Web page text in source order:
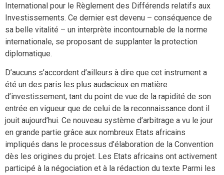
International pour le Règlement des Différends relatifs aux
Investissements. Ce dernier est devenu – conséquence de
sa belle vitalité – un interprète incontournable de la norme
internationale, se proposant de supplanter la protection
diplomatique.
D’aucuns s’accordent d’ailleurs à dire que cet instrument a
été un des paris les plus audacieux en matière
d’investissement, tant du point de vue de la rapidité de son
entrée en vigueur que de celui de la reconnaissance dont il
jouit aujourd’hui. Ce nouveau système d’arbitrage a vu le jour
en grande partie grâce aux nombreux Etats africains
impliqués dans le processus d’élaboration de la Convention
dès les origines du projet. Les Etats africains ont activement
participé à la négociation et à la rédaction du texte Parmi les